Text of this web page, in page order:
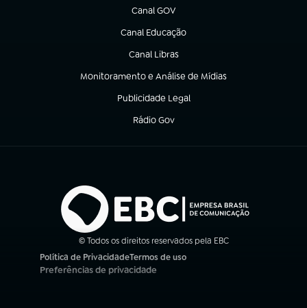
Canal GOV
(abre em nova aba)
Canal Educação
(abre em nova aba)
Canal Libras
(abre em nova aba)
Monitoramento e Análise de Mídias
(abre em nova aba)
Publicidade Legal
(abre em nova aba)
Rádio Gov
(abre em nova aba)
© Todos os direitos reservados pela EBC
Política de Privacidade
(abre em nova aba)
Termos de uso
(abre em nova aba)
Preferências de privacidade